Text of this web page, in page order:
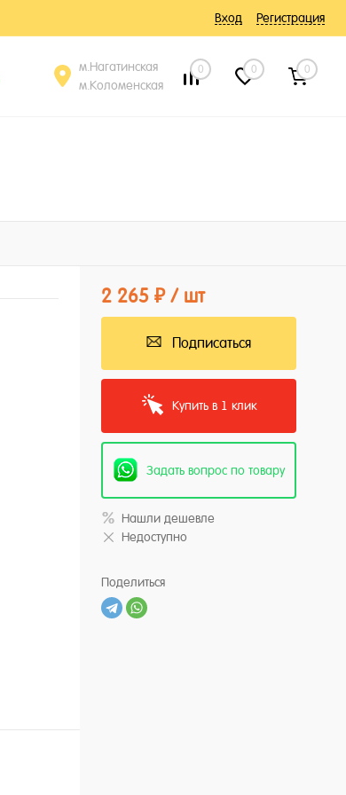
Вход Регистрация
м.Нагатинская
м.Коломенская
0 0 0
2 265 ₽ / шт
Подписаться
Купить в 1 клик
Задать вопрос по товару
Нашли дешевле
Недоступно
Поделиться